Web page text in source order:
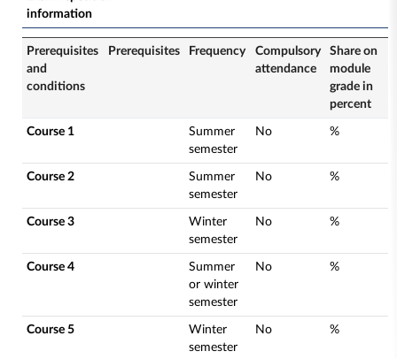
information
Prerequisites
and
conditions
Prerequisites Frequency
Compulsory
attendance
Share on
module
grade in
percent
Course 1
Summer
semester
No %
Course 2
Summer
semester
No %
Course 3
Winter
semester
No %
Course 4
Summer
or winter
semester
No %
Course 5
Winter
semester
No %